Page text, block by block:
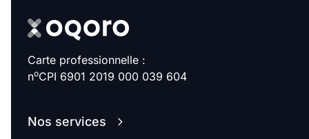
Carte professionnelle :
noCPI 6901 2019 000 039 604
Nos services